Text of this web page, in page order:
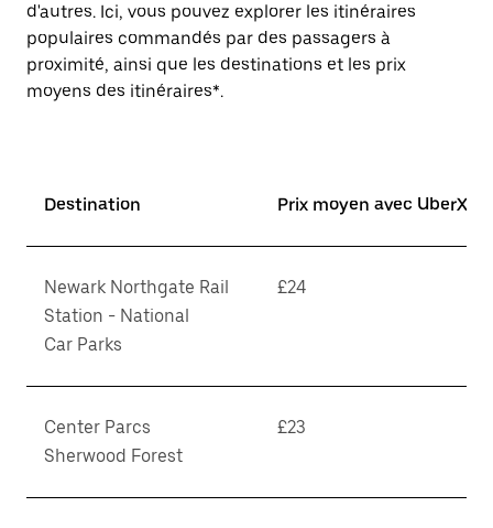
d'autres. Ici, vous pouvez explorer les itinéraires
populaires commandés par des passagers à
proximité, ainsi que les destinations et les prix
moyens des itinéraires*.
Destination Prix moyen avec UberX*
Newark Northgate Rail
Station - National
Car Parks
£24
Center Parcs
Sherwood Forest
£23